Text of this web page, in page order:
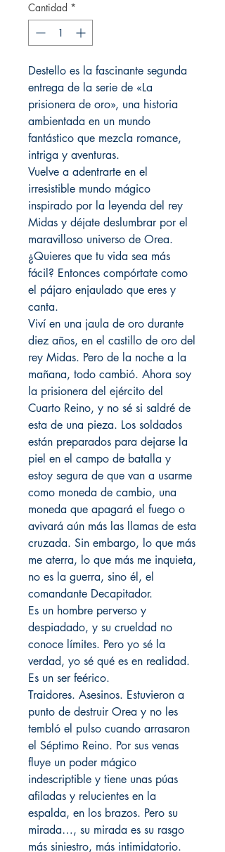
Cantidad *
Destello es la fascinante segunda
entrega de la serie de «La
prisionera de oro», una historia
ambientada en un mundo
fantástico que mezcla romance,
intriga y aventuras.
Vuelve a adentrarte en el
irresistible mundo mágico
inspirado por la leyenda del rey
Midas y déjate deslumbrar por el
maravilloso universo de Orea.
¿Quieres que tu vida sea más
fácil? Entonces compórtate como
el pájaro enjaulado que eres y
canta.
Viví en una jaula de oro durante
diez años, en el castillo de oro del
rey Midas. Pero de la noche a la
mañana, todo cambió. Ahora soy
la prisionera del ejército del
Cuarto Reino, y no sé si saldré de
esta de una pieza. Los soldados
están preparados para dejarse la
piel en el campo de batalla y
estoy segura de que van a usarme
como moneda de cambio, una
moneda que apagará el fuego o
avivará aún más las llamas de esta
cruzada. Sin embargo, lo que más
me aterra, lo que más me inquieta,
no es la guerra, sino él, el
comandante Decapitador.
Es un hombre perverso y
despiadado, y su crueldad no
conoce límites. Pero yo sé la
verdad, yo sé qué es en realidad.
Es un ser feérico.
Traidores. Asesinos. Estuvieron a
punto de destruir Orea y no les
tembló el pulso cuando arrasaron
el Séptimo Reino. Por sus venas
fluye un poder mágico
indescriptible y tiene unas púas
afiladas y relucientes en la
espalda, en los brazos. Pero su
mirada…, su mirada es su rasgo
más siniestro, más intimidatorio.